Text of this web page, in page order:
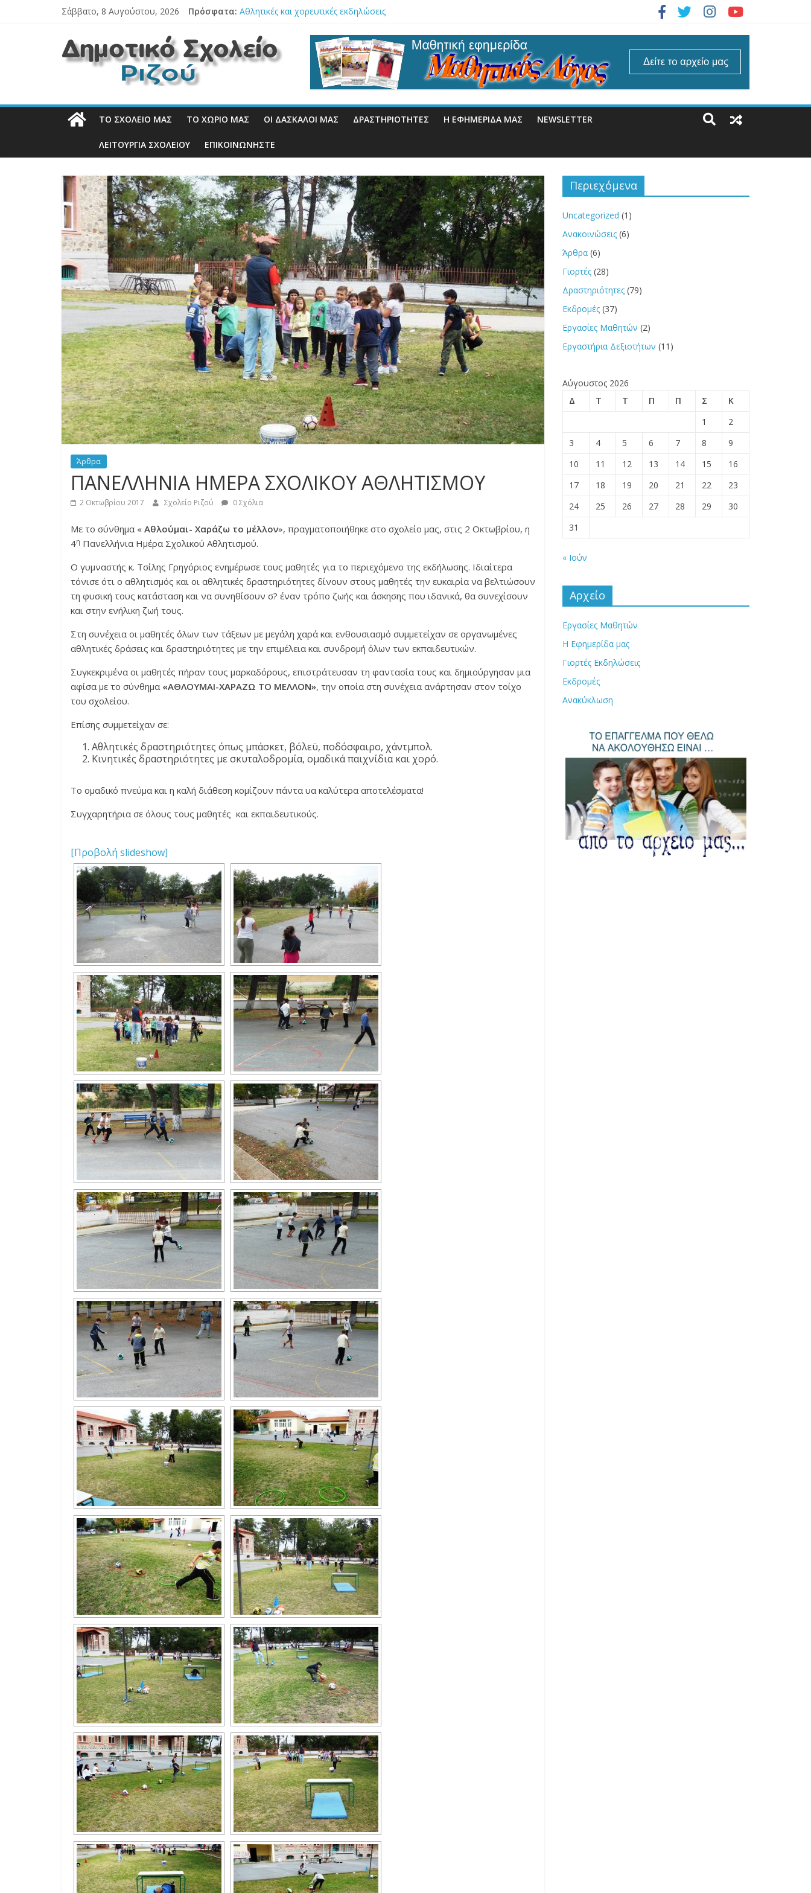
Σάββατο, 8 Αυγούστου, 2026 Πρόσφατα: Ετήσια Έκθεση Εσωτερικής Αξιολόγησης Σχ. Μονάδας 2023-24
Ευχαριστήρια ανακοίνωση
Ετήσια Έκθεση Εσωτερικής Αξιολόγησης Σχ. μονάδας 2024-25
ΕΣΩΤΕΡΙΚΟΣ ΚΑΝΟΝΙΣΜΟΣ ΔΗΜ. ΣΧ. ΡΙΖΟΥ
Δημοτικό
Σχολείο
Ριζού
επίσημη
του
σχολείου
μας
ΤΟ ΣΧΟΛΕΊΟ ΜΑΣ ΤΟ ΧΩΡΙΌ ΜΑΣ ΟΙ ΔΆΣΚΑΛΟΙ ΜΑΣ ΔΡΑΣΤΗΡΙΌΤΗΤΕΣ Η ΕΦΗΜΕΡΊΔΑ ΜΑΣ NEWSLETTER
ΛΕΙΤΟΥΡΓΙΑ ΣΧΟΛΕΙΟΥ ΕΠΙΚΟΙΝΩΝΉΣΤΕ
Άρθρα
ΠΑΝΕΛΛΗΝΙΑ ΗΜΕΡΑ ΣΧΟΛΙΚΟΥ ΑΘΛΗΤΙΣΜΟΥ
2 Οκτωβρίου 2017 Σχολείο Ριζού 0 Σχόλια
Με το σύνθημα « Αθλούμαι- Χαράζω το μέλλον», πραγματοποιήθηκε στο σχολείο μας, στις 2 Οκτωβρίου, η
4η Πανελλήνια Ημέρα Σχολικού Αθλητισμού.
Ο γυμναστής κ. Τσίλης Γρηγόριος ενημέρωσε τους μαθητές για το περιεχόμενο της εκδήλωσης. Ιδιαίτερα
τόνισε ότι ο αθλητισμός και οι αθλητικές δραστηριότητες δίνουν στους μαθητές την ευκαιρία να βελτιώσουν
τη φυσική τους κατάσταση και να συνηθίσουν σ? έναν τρόπο ζωής και άσκησης που ιδανικά, θα συνεχίσουν
και στην ενήλικη ζωή τους.
Στη συνέχεια οι μαθητές όλων των τάξεων με μεγάλη χαρά και ενθουσιασμό συμμετείχαν σε οργανωμένες
αθλητικές δράσεις και δραστηριότητες με την επιμέλεια και συνδρομή όλων των εκπαιδευτικών.
Συγκεκριμένα οι μαθητές πήραν τους μαρκαδόρους, επιστράτευσαν τη φαντασία τους και δημιούργησαν μια
αφίσα με το σύνθημα «ΑΘΛΟΥΜΑΙ-ΧΑΡΑΖΩ ΤΟ ΜΕΛΛΟΝ», την οποία στη συνέχεια ανάρτησαν στον τοίχο
του σχολείου.
Επίσης συμμετείχαν σε:
Αθλητικές δραστηριότητες όπως μπάσκετ, βόλεϋ, ποδόσφαιρο, χάντμπολ.
Κινητικές δραστηριότητες με σκυταλοδρομία, ομαδικά παιχνίδια και χορό.
Το ομαδικό πνεύμα και η καλή διάθεση κομίζουν πάντα υα καλύτερα αποτελέσματα!
Συγχαρητήρια σε όλους τους μαθητές και εκπαιδευτικούς.
[Προβολή slideshow]
Περιεχόμενα
Uncategorized (1)
Ανακοινώσεις (6)
Άρθρα (6)
Γιορτές (28)
Δραστηριότητες (79)
Εκδρομές (37)
Εργασίες Μαθητών (2)
Εργαστήρια Δεξιοτήτων (11)
Αύγουστος 2026
Δ
Τ Τ Π Π Σ
Κ
1
2
3
4 5 6 7 8
9
10
11 12 13 14 15
16
17
18 19 20 21 22
23
24
25 26 27 28 29
30
31
« Ιούν
Αρχείο
Εργασίες Μαθητών
Η Εφημερίδα μας
Γιορτές Εκδηλώσεις
Εκδρομές
Ανακύκλωση